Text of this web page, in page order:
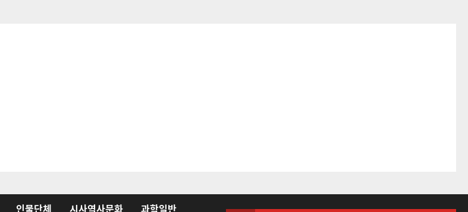
인물단체 시사역사문화 과학일반